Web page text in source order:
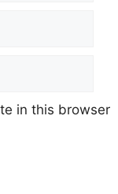
in this browser